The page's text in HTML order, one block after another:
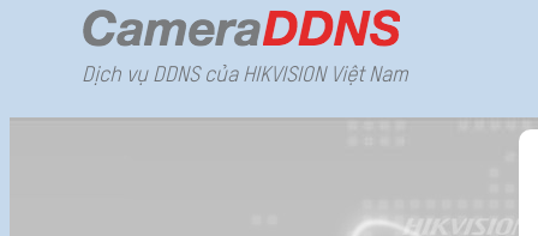
Dịch vụ DDNS của HIKVISION Việt Nam